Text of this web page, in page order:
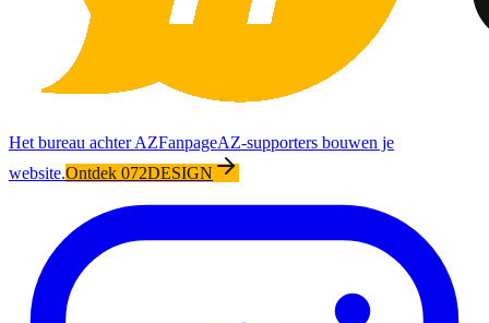
Het bureau achter AZFanpageAZ-supporters bouwen je
website.Ontdek 072DESIGN